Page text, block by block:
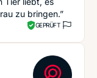
zu bringen.”
GEPRÜFT